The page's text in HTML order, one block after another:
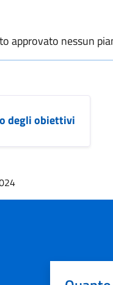
approvato nessun
degli obiettivi